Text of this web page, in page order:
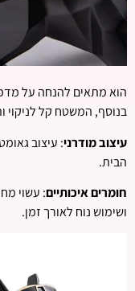
הוא מתאים להנחה על
בנוסף, המשטח קל לניקוי
עיצוב מודרני: עיצוב
הבית.
חומרים איכותיים: עשוי
ושימוש נוח לאורך זמן.